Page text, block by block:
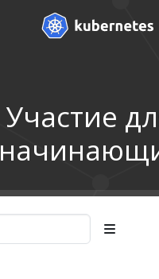
Участие